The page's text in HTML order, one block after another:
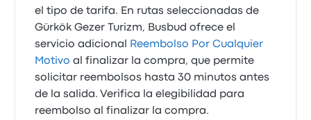
el tipo de tarifa. En rutas seleccionadas de
Gürkök Gezer Turizm, Busbud ofrece el
servicio adicional
Reembolso Por Cualquier
Motivo al finalizar la compra, que permite
solicitar reembolsos hasta 30 minutos antes
de la salida. Verifica la elegibilidad para
reembolso al finalizar la compra.